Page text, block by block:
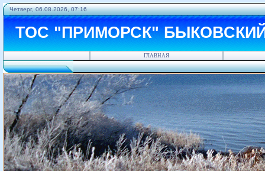
Четверг, 06.08.2026, 07:16
ТОС "ПРИМОРСК"
ГЛАВНАЯ